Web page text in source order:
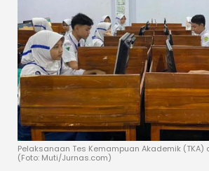
Pelaksanaan Tes Kemampuan Akademik (TKA)
(Foto: Muti/Jurnas.com)